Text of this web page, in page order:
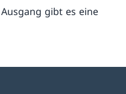
gibt es eine